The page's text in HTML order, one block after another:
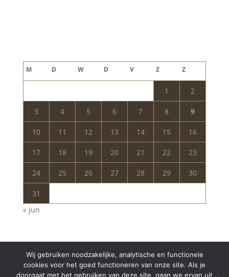
M D W D V Z Z
1 2
3 4 5 6 7 8 9
10 11 12 13 14 15 16
17 18 19 20 21 22 23
24 25 26 27 28 29 30
31
« jun
Wij gebruiken noodzakelijke, analytische en functionele
cookies voor het goed functioneren van onze site. Als je
doorgaat met het gebruiken van deze site, gaan we ervan uit